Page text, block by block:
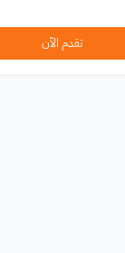
تقدم الآن